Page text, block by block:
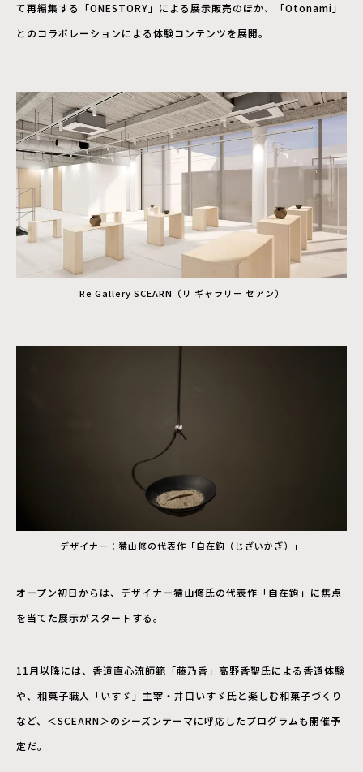
て再編集する「ONESTORY」による展示販売のほか、「Otonami」
とのコラボレーションによる体験コンテンツを展開。
Re Gallery SCEARN（リ ギャラリー セアン）
デザイナー：猿山修の代表作「自在鉤（じざいかぎ）」
オープン初日からは、デザイナー猿山修氏の代表作「自在鉤」に焦点
を当てた展示がスタートする。
11月以降には、香道直心流師範「藤乃香」高野香聖氏による香道体験
や、和菓子職人「いすゞ」主宰・井口いすゞ氏と楽しむ和菓子づくり
など、＜SCEARN＞のシーズンテーマに呼応したプログラムも開催予
定だ。